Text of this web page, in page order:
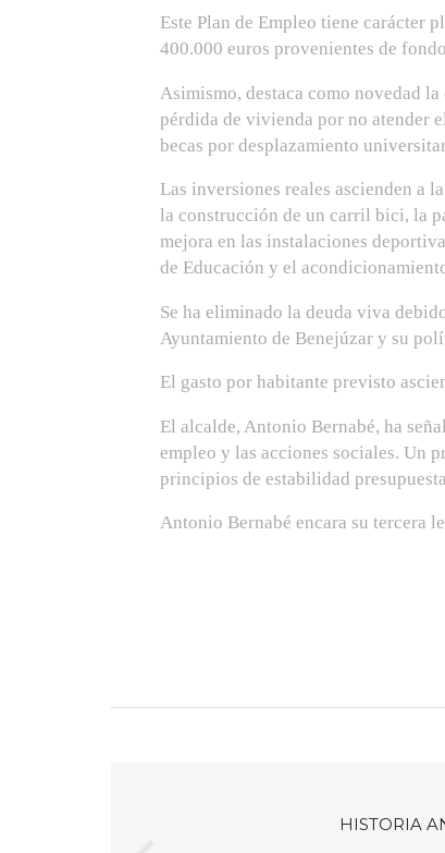
Este Plan de Empleo tiene carácter
400.000 euros provenientes de
Asimismo, destaca como novedad
pérdida de vivienda por no atender
becas por desplazamiento
Las inversiones reales ascienden a
la construcción de un carril bici, la
mejora en las instalaciones
de Educación y el
Se ha eliminado la deuda viva
Ayuntamiento de Benejúzar y su
El gasto por habitante previsto
El alcalde, Antonio Bernabé, ha
empleo y las acciones sociales. Un
principios de estabilidad
Antonio Bernabé encara su tercera
HISTORIA